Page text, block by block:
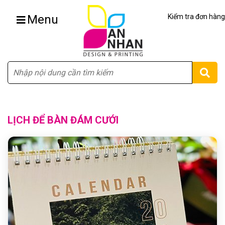
Menu Kiểm tra đơn hàng
LỊCH ĐỂ BÀN ĐÁM CƯỚI